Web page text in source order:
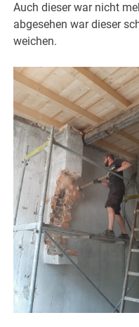
Auch dieser war nicht
abgesehen war dieser
weichen.